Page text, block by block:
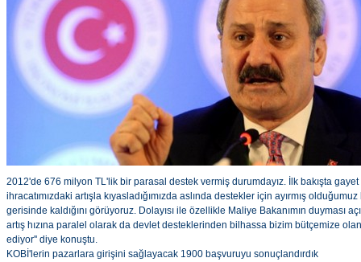
2012'de 676 milyon TL'lik bir parasal destek vermiş durumdayız. İlk bakışta gayet
ihracatımızdaki artışla kıyasladığımızda aslında destekler için ayırmış
gerisinde kaldığını görüyoruz. Dolayısı ile özellikle Maliye Bakanımın duyması
artış hızına paralel olarak da devlet desteklerinden bilhassa bizim bütçemize
ediyor'' diye konuştu.
KOBİ'lerin pazarlara girişini sağlayacak 1900 başvuruyu sonuçlandırdık